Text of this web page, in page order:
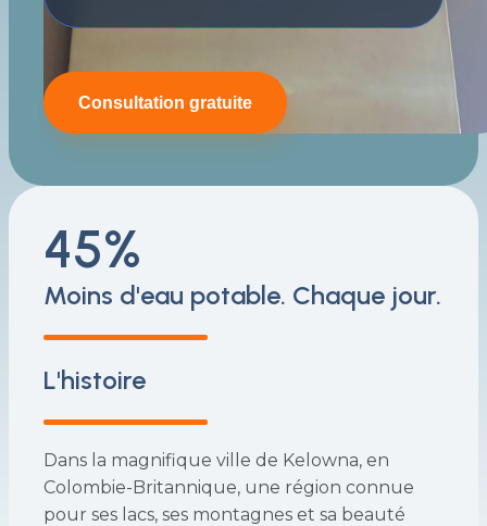
Consultation gratuite
45%
Moins d'eau potable. Chaque jour.
L'histoire
Dans la magnifique ville de Kelowna, en
Colombie-Britannique, une région connue
pour ses lacs, ses montagnes et sa beauté